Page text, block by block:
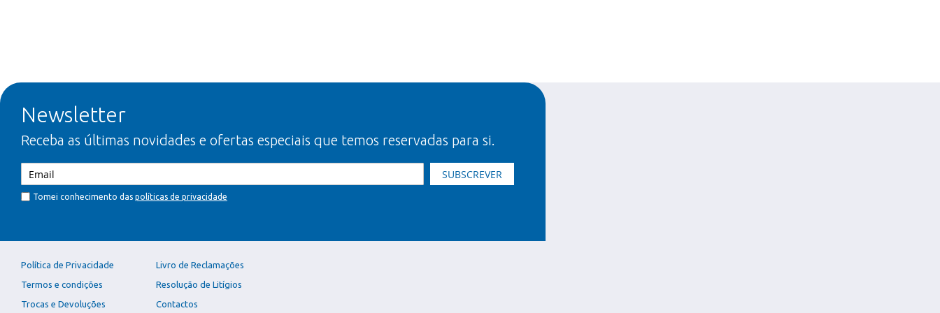
Newsletter
Receba as últimas novidades e ofertas especiais que temos reservadas para si.
SUBSCREVER
Tomei conhecimento das políticas de privacidade
Política de Privacidade
Termos e condições
Trocas e Devoluções
Livro de Reclamações
Resolução de Litígios
Contactos